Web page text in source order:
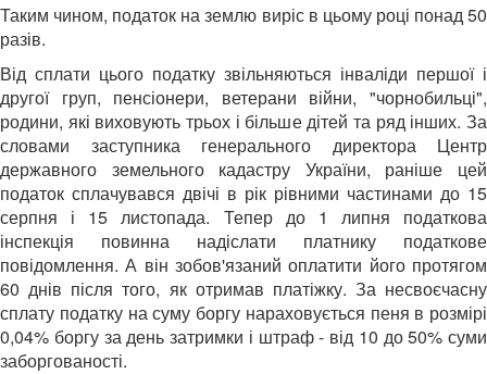
Таким чином, податок на землю виріс в цьому році понад 50
разів.
Від сплати цього податку звільняються інваліди першої і
другої груп, пенсіонери, ветерани війни, "чорнобильці",
родини, які виховують трьох і більше дітей та ряд інших. За
словами заступника генерального директора Центр
державного земельного кадастру України, раніше цей
податок сплачувався двічі в рік рівними частинами до 15
серпня і 15 листопада. Тепер до 1 липня податкова
інспекція повинна надіслати платнику податкове
повідомлення. А він зобов'язаний оплатити його протягом
60 днів після того, як отримав платіжку. За несвоєчасну
сплату податку на суму боргу нараховується пеня в розмірі
0,04% боргу за день затримки і штраф - від 10 до 50% суми
заборгованості.